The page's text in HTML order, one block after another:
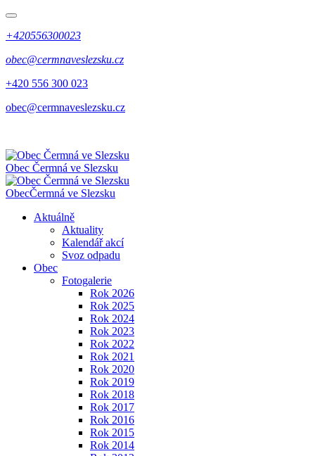
+420556300023
obec@cermnaveslezsku.cz
+420 556 300 023
obec@cermnaveslezsku.cz
Obec Čermná ve Slezsku
ObecČermná ve Slezsku
Aktuálně
Aktuality
Kalendář akcí
Svoz odpadu
Obec
Fotogalerie
Rok 2026
Rok 2025
Rok 2024
Rok 2023
Rok 2022
Rok 2021
Rok 2020
Rok 2019
Rok 2018
Rok 2017
Rok 2016
Rok 2015
Rok 2014